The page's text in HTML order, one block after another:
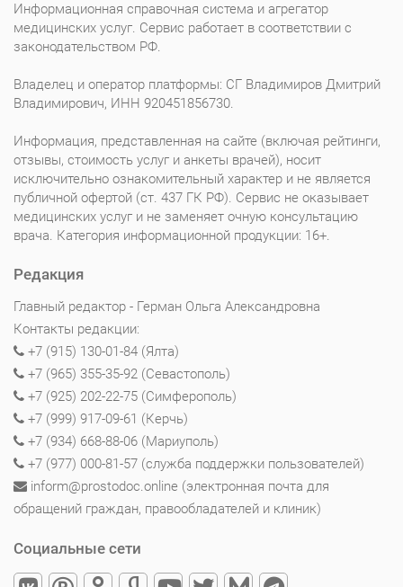
Информационная справочная система и агрегатор
медицинских услуг. Сервис работает в соответствии с
законодательством РФ.
Владелец и оператор платформы: СГ Владимиров Дмитрий
Владимирович, ИНН 920451856730.
Информация, представленная на сайте (включая рейтинги,
отзывы, стоимость услуг и анкеты врачей), носит
исключительно ознакомительный характер и не является
публичной офертой (ст. 437 ГК РФ). Сервис не оказывает
медицинских услуг и не заменяет очную консультацию
врача. Категория информационной продукции: 16+.
Редакция
Главный редактор - Герман Ольга Александровна
Контакты редакции:
+7 (915) 130-01-84 (Ялта)
+7 (965) 355-35-92 (Севастополь)
+7 (925) 202-22-75 (Симферополь)
+7 (999) 917-09-61 (Керчь)
+7 (934) 668-88-06 (Мариуполь)
+7 (977) 000-81-57 (служба поддержки пользователей)
inform@prostodoc.online (электронная почта для
обращений граждан, правообладателей и клиник)
Социальные сети